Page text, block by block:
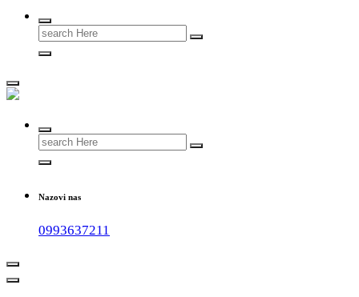
Search
for:
#teammladost
Search
for:
Nazovi nas
0993637211